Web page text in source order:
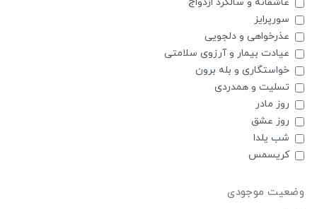
عاشقانه و سالگرد ازدواج
سورپرایز
عذرخواهی و دلجویی
عیادت بیمار و آرزوی سلامتی
خواستگاری و بله برون
تسلیت و همدردی
روز مادر
روز عشق
شب یلدا
کریسمس
وضعیت موجودی